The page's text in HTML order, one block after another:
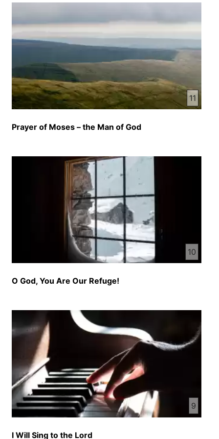
منجیه بشر ایسای مسیح آمین سرود پرستش خداوند
مزمور 95 بیایید خداوند را ستایش کنید و برای سخرای
نجات خود آواز شادمانی سرده ایم به حضور او با حمد
بیاییم و با سرود های شادمانی او را ستایش کنیم زیرا
خداوند خدای بزرگ است و پادشاه عظیم بر تمامی
خدایان نشیب های زمین در دست ویه است نشیب های
زمین در دست ویه است و فراز کوهای بلند از او بهرها
به او تعلق دارد او آنها را به وجود آورد و دست های ویه
به حضور آفریننده خود خداوند زانو زنیم زیرا که او خدای
سازید مانند روزهای امتحان در بیابان مریبه و مسا در
آنجا پدران شما مرا امتحان کردن و با وجود که اعمال
مرا دیده بودن باز هم مرا آزمودن مدت چل سال از آن
قوم بیزار بودم و گفتم قوم گمراه دل هستند که طریق
های مرا نشناختند پس در غذب خود قسم خوردم که با
آرامی من داخل نخواهند شد آمین آمین چیز زبوری واقعا
چیز زبوری خدا را شکر میکنیم پس من دوت میکنم از
برادر عزیز من نوراغا جان که از تریخی تلیفون کتیما باز
هم همراه هستند و از کلام خودان روز بخش میکنند برادر
جان خدا را شکر میکنیم برادر عزیز که باز هم این چانس
عالی است که میخوایم روز به کمک خداوند البته و به
یاری روح خود سر از این گره بزنیم و بینیم که خداوند با
ما و شما چیز صحبت میکنه آمین آلی میخواییم است
شما بشتنیم برادر عزیزم شما بشتنیم برادر عزیزم خدا
را شکر میکنیم خب این مذبور مذبور 95م امترکه
دوستان ما همگی شنیدن قدرت و عزمت خدا را نشان
میده که خداوند خالق ماست و او خدای ماست و او قابل
حمد و ستائش است و از مردم دوت میشه که خالق خدا
بپرستن و خدمت کنند از اینی خاطر ما میبینیم در دو
ستائش کنیم بازارت ششم میگه که بیاید عبادت و سجده
11
Prayer of Moses – the Man of God
10
O God, You Are Our Refuge!
9
I Will Sing to the Lord